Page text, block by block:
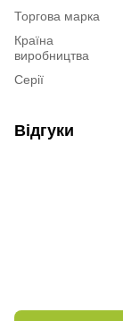
Торгова марка
Країна
виробництва
Серії
Відгуки